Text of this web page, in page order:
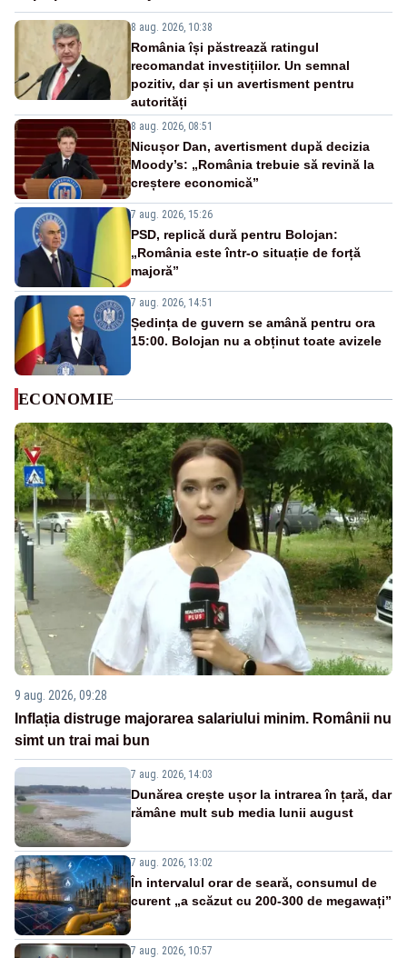
8 aug. 2026, 10:38
România își păstrează ratingul
recomandat investițiilor. Un semnal
pozitiv, dar și un avertisment pentru
autorități
8 aug. 2026, 08:51
Nicușor Dan, avertisment după decizia
Moody’s: „România trebuie să revină la
creștere economică”
7 aug. 2026, 15:26
PSD, replică dură pentru Bolojan:
„România este într-o situație de forță
majoră”
7 aug. 2026, 14:51
Ședința de guvern se amână pentru ora
15:00. Bolojan nu a obținut toate avizele
ECONOMIE
9 aug. 2026, 09:28
Inflația distruge majorarea salariului minim. Românii nu
simt un trai mai bun
7 aug. 2026, 14:03
Dunărea crește ușor la intrarea în țară, dar
rămâne mult sub media lunii august
7 aug. 2026, 13:02
În intervalul orar de seară, consumul de
curent „a scăzut cu 200-300 de megawați”
7 aug. 2026, 10:57